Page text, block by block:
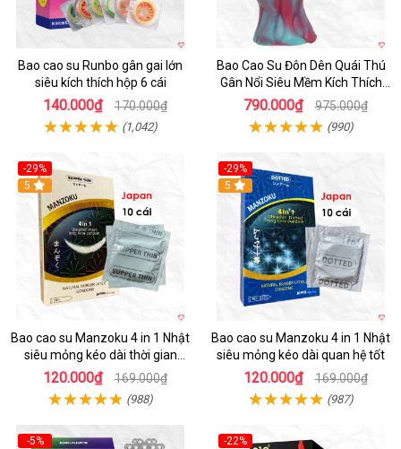
Bao cao su Runbo gân gai lớn
siêu kích thích hộp 6 cái
140.000₫ 170.000₫
(1,042)
Bao Cao Su Đôn Dên Quái Thú
Gân Nổi Siêu Mềm Kích Thích
Tột Đỉnh
790.000₫ 975.000₫
(990)
-29%
5
Bao cao su Manzoku 4 in 1 Nhật
siêu mỏng kéo dài thời gian
chính hãng
120.000₫ 169.000₫
(988)
-29%
5
Bao cao su Manzoku 4 in 1 Nhật
siêu mỏng kéo dài quan hệ tốt
120.000₫ 169.000₫
(987)
-5%
-22%